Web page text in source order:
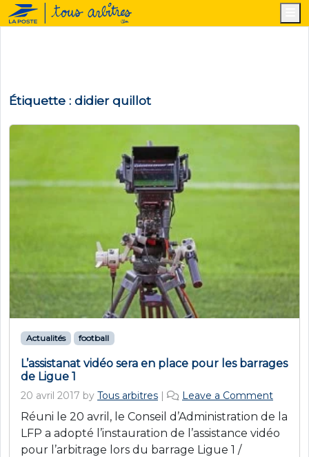
Étiquette : didier quillot
Actualités football
L’assistanat vidéo sera en place pour les barrages
de Ligue 1
20 avril 2017 by Tous arbitres | Leave a Comment
Réuni le 20 avril, le Conseil d’Administration de la
LFP a adopté l’instauration de l’assistance vidéo
pour l’arbitrage lors du barrage Ligue 1 /